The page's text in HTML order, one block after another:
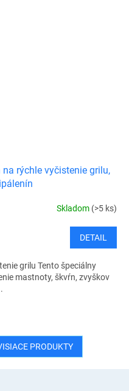
na rýchle vyčistenie grilu,
Skladom (>5 ks)
DETAIL
grilu Tento špeciálny
mastnoty, škvŕn, zvyškov
PRODUKTY